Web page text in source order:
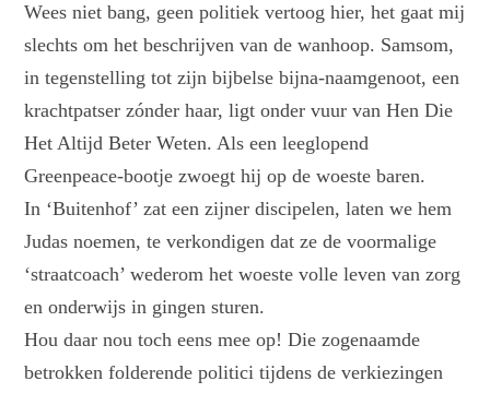
Wees niet bang, geen politiek vertoog hier, het gaat mij
slechts om het beschrijven van de wanhoop. Samsom,
in tegenstelling tot zijn bijbelse bijna-naamgenoot, een
krachtpatser zónder haar, ligt onder vuur van Hen Die
Het Altijd Beter Weten. Als een leeglopend
Greenpeace-bootje zwoegt hij op de woeste baren.
In ‘Buitenhof’ zat een zijner discipelen, laten we hem
Judas noemen, te verkondigen dat ze de voormalige
‘straatcoach’ wederom het woeste volle leven van zorg
en onderwijs in gingen sturen.
Hou daar nou toch eens mee op! Die zogenaamde
betrokken folderende politici tijdens de verkiezingen